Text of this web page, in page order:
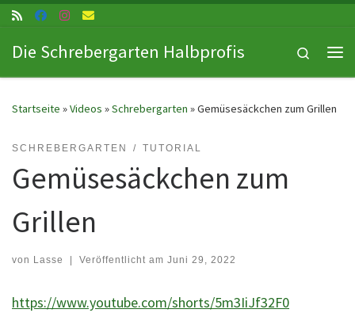
Zum Inhalt springen
Die Schrebergarten Halbprofis
Search
Startseite »Videos »Schrebergarten »Gemüsesäckchen zum Grillen
SCHREBERGARTEN TUTORIAL
Gemüsesäckchen zum
Grillen
von Lasse | Veröffentlicht am Juni 29, 2022
https://www.youtube.com/shorts/5m3IiJf32F0